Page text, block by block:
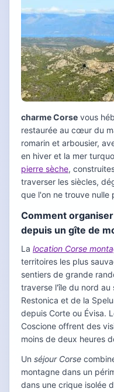
charme Corse vous
restaurée au cœur du
romarin et arbousier,
en hiver et la mer
pierre sèche,
traverser les siècles,
que l'on ne trouve nulle
Comment
depuis un gîte de
La location Corse
territoires les plus
sentiers de grande
traverse l'île du nord au
Restonica et de la
depuis Corte ou Évisa.
Coscione offrent des
moins de deux heures
Un séjour Corse
montagne dans un
dans une crique isolée